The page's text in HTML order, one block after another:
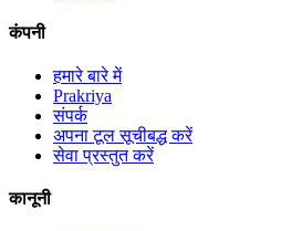
कंपनी
हमारे बारे में
Prakriya
संपर्क
अपना टूल सूचीबद्ध करें
सेवा प्रस्तुत करें
कानूनी